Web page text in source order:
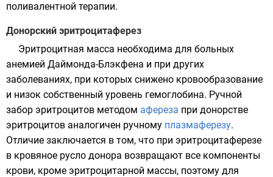
поливалентной терапии.
Донорский эритроцитаферез
Эритроцитная масса необходима для больных
анемией Даймонда-Блэкфена и при других
заболеваниях, при которых снижено кровообразование
и низок собственный уровень гемоглобина. Ручной
забор эритроцитов методом афереза при донорстве
эритроцитов аналогичен ручному плазмаферезу.
Отличие заключается в том, что при эритроцитаферезе
в кровяное русло донора возвращают все компоненты
крови, кроме эритроцитарной массы, поэтому для